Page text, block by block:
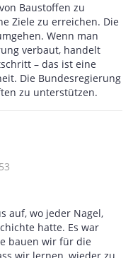
Baustoffen zu
Ziele zu erreichen. Die
Wenn man
verbaut, handelt
– das ist eine
Die Bundesregierung
zu unterstützen.
auf, wo jeder Nagel,
hatte. Es war
bauen wir für die